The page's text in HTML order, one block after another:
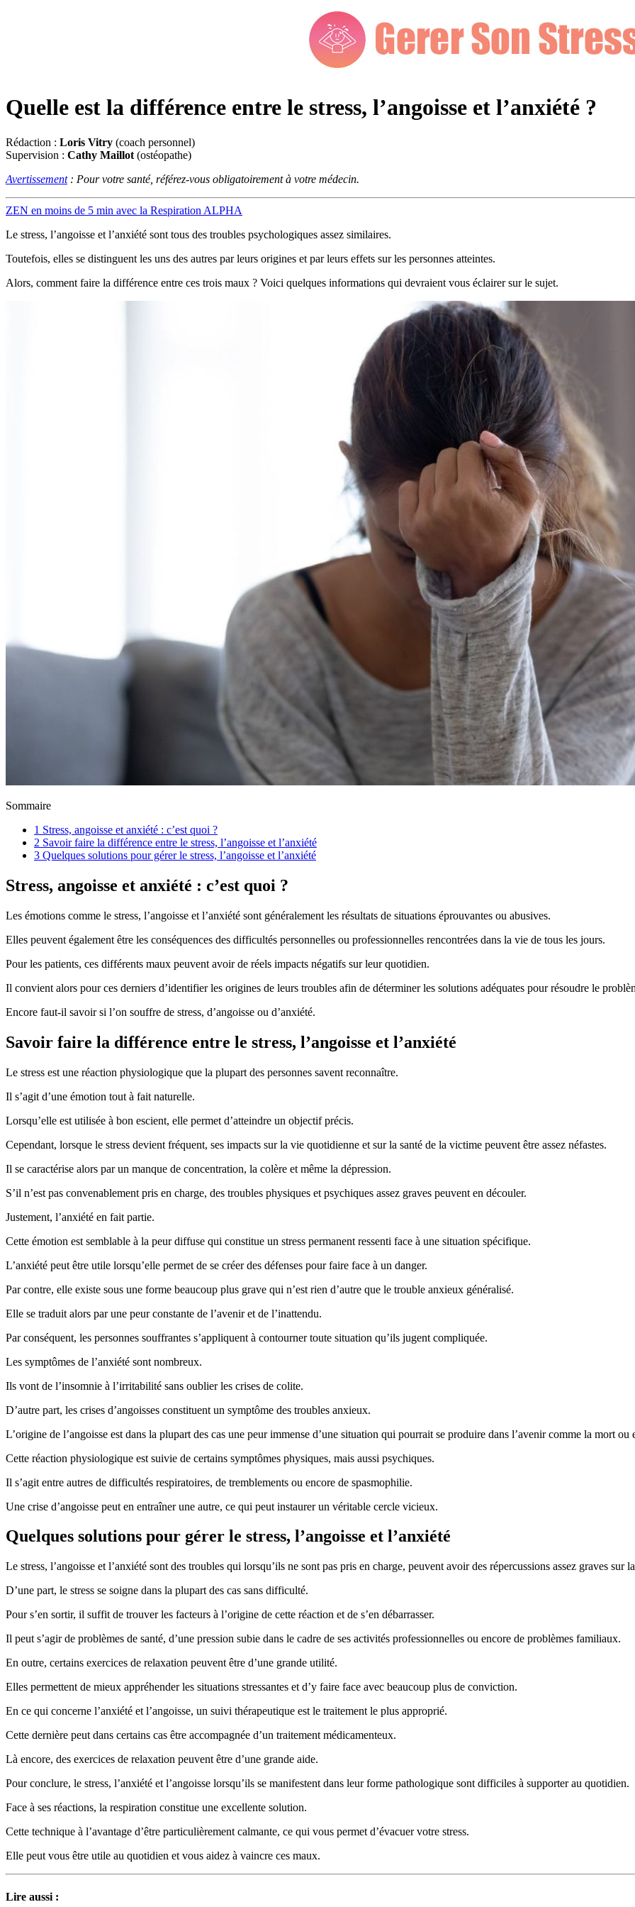
Quelle est la différence entre le stress, l’angoisse et l’anxiété ?
Rédaction : Loris Vitry (coach personnel)
Supervision : Cathy Maillot (ostéopathe)
Avertissement: Pour votre santé, référez-vous obligatoirement à votre médecin.
ZEN en moins de 5 min avec la Respiration ALPHA
Le stress, l’angoisse et l’anxiété sont tous des troubles psychologiques assez similaires.
Toutefois, elles se distinguent les uns des autres par leurs origines et par leurs effets sur les personnes atteintes.
Alors, comment faire la différence entre ces trois maux ? Voici quelques informations qui devraient vous éclairer sur le sujet.
Sommaire
1 Stress, angoisse et anxiété : c’est quoi ?
2 Savoir faire la différence entre le stress, l’angoisse et l’anxiété
3 Quelques solutions pour gérer le stress, l’angoisse et l’anxiété
Stress, angoisse et anxiété : c’est quoi ?
Les émotions comme le stress, l’angoisse et l’anxiété sont généralement les résultats de situations éprouvantes ou abusives.
Elles peuvent également être les conséquences des difficultés personnelles ou professionnelles rencontrées dans la vie de tous les jours.
Pour les patients, ces différents maux peuvent avoir de réels impacts négatifs sur leur quotidien.
Il convient alors pour ces derniers d’identifier les origines de leurs troubles afin de déterminer les solutions adéquates pour résoudre le
Encore faut-il savoir si l’on souffre de stress, d’angoisse ou d’anxiété.
Savoir faire la différence entre le stress, l’angoisse et l’anxiété
Le stress est une réaction physiologique que la plupart des personnes savent reconnaître.
Il s’agit d’une émotion tout à fait naturelle.
Lorsqu’elle est utilisée à bon escient, elle permet d’atteindre un objectif précis.
Cependant, lorsque le stress devient fréquent, ses impacts sur la vie quotidienne et sur la santé de la victime peuvent être assez néfastes.
Il se caractérise alors par un manque de concentration, la colère et même la dépression.
S’il n’est pas convenablement pris en charge, des troubles physiques et psychiques assez graves peuvent en découler.
Justement, l’anxiété en fait partie.
Cette émotion est semblable à la peur diffuse qui constitue un stress permanent ressenti face à une situation spécifique.
L’anxiété peut être utile lorsqu’elle permet de se créer des défenses pour faire face à un danger.
Par contre, elle existe sous une forme beaucoup plus grave qui n’est rien d’autre que le trouble anxieux généralisé.
Elle se traduit alors par une peur constante de l’avenir et de l’inattendu.
Par conséquent, les personnes souffrantes s’appliquent à contourner toute situation qu’ils jugent compliquée.
Les symptômes de l’anxiété sont nombreux.
Ils vont de l’insomnie à l’irritabilité sans oublier les crises de colite.
D’autre part, les crises d’angoisses constituent un symptôme des troubles anxieux.
L’origine de l’angoisse est dans la plupart des cas une peur immense d’une situation qui pourrait se produire dans l’avenir comme la mort ou
Cette réaction physiologique est suivie de certains symptômes physiques, mais aussi psychiques.
Il s’agit entre autres de difficultés respiratoires, de tremblements ou encore de spasmophilie.
Une crise d’angoisse peut en entraîner une autre, ce qui peut instaurer un véritable cercle vicieux.
Quelques solutions pour gérer le stress, l’angoisse et l’anxiété
Le stress, l’angoisse et l’anxiété sont des troubles qui lorsqu’ils ne sont pas pris en charge, peuvent avoir des répercussions assez graves sur
D’une part, le stress se soigne dans la plupart des cas sans difficulté.
Pour s’en sortir, il suffit de trouver les facteurs à l’origine de cette réaction et de s’en débarrasser.
Il peut s’agir de problèmes de santé, d’une pression subie dans le cadre de ses activités professionnelles ou encore de problèmes familiaux.
En outre, certains exercices de relaxation peuvent être d’une grande utilité.
Elles permettent de mieux appréhender les situations stressantes et d’y faire face avec beaucoup plus de conviction.
En ce qui concerne l’anxiété et l’angoisse, un suivi thérapeutique est le traitement le plus approprié.
Cette dernière peut dans certains cas être accompagnée d’un traitement médicamenteux.
Là encore, des exercices de relaxation peuvent être d’une grande aide.
Pour conclure, le stress, l’anxiété et l’angoisse lorsqu’ils se manifestent dans leur forme pathologique sont difficiles à supporter au quotidien.
Face à ses réactions, la respiration constitue une excellente solution.
Cette technique à l’avantage d’être particulièrement calmante, ce qui vous permet d’évacuer votre stress.
Elle peut vous être utile au quotidien et vous aidez à vaincre ces maux.
Lire aussi :